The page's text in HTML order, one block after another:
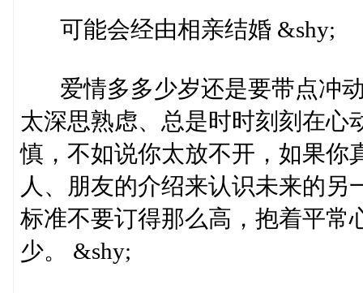
可能会经由相亲结婚 &shy;
爱情多多少岁还是要带点冲动
太深思熟虑、总是时时刻刻在心
慎，不如说你太放不开，如果你
人、朋友的介绍来认识未来的
标准不要订得那么高，抱着平常
少。 &shy;